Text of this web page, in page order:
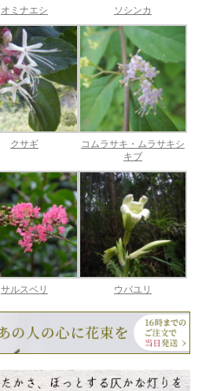
オミナエシ ソシンカ
クサギ
コムラサキ・ムラサキシ
キブ
サルスベリ ウバユリ